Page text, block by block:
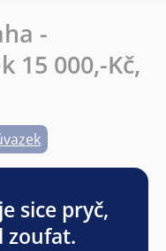
-
15 000,-Kč,
sice pryč,
zoufat.